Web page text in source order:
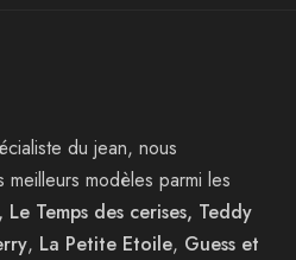
du jean, nous
modèles parmi les
Le Temps des cerises, Teddy
, La Petite Etoile, Guess et